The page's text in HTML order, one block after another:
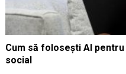
Cum să folosești AI
social